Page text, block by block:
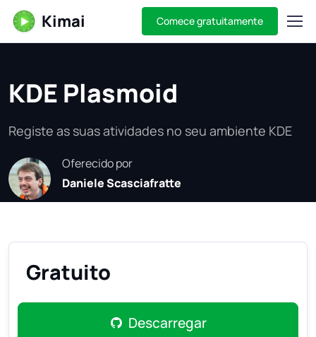
Kimai Comece gratuitamente
KDE Plasmoid
Registe as suas atividades no seu ambiente KDE
Oferecido por
Daniele Scasciafratte
Gratuito
Descarregar